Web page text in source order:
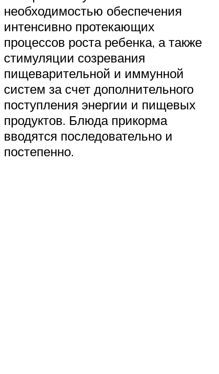
необходимостью обеспечения
интенсивно протекающих
процессов роста ребенка, а также
стимуляции созревания
пищеварительной и иммунной
систем за счет дополнительного
поступления энергии и пищевых
продуктов. Блюда прикорма
вводятся последовательно и
постепенно.